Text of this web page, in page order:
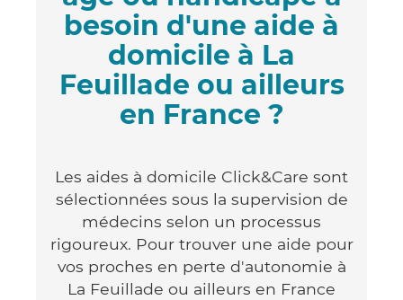
besoin d'une aide à
domicile à La
Feuillade ou ailleurs
en France ?
Les aides à domicile Click&Care sont
sélectionnées sous la supervision de
médecins selon un processus
rigoureux. Pour trouver une aide pour
vos proches en perte d'autonomie à
La Feuillade ou ailleurs en France